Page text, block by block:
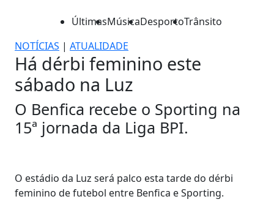
ÚltimasMúsicaDesportoTrânsito
NOTÍCIAS | ATUALIDADE
Há dérbi feminino este
sábado na Luz
O Benfica recebe o Sporting na
15ª jornada da Liga BPI.
O estádio da Luz será palco esta tarde do dérbi
feminino de futebol entre Benfica e Sporting.